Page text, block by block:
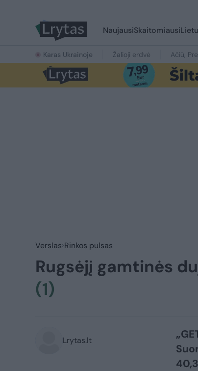
NaujausiSkaitomiausi
Karas Ukrainoje Žalioji erdvė Ačiū,
Verslas Rinkos pulsas
Rugsėjį gamtinės
(1)
Lrytas.lt